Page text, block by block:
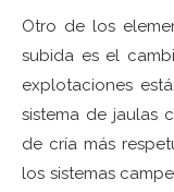
Otro de los
subida es el
explotaciones
sistema de jaulas
de cría más
los sistemas